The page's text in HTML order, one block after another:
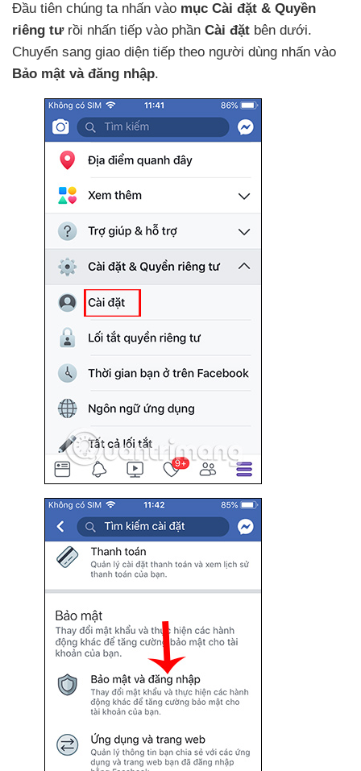
Đầu tiên chúng ta nhấn vào mục Cài đặt & Quyền
riêng tưrồi nhấn tiếp vào phần Cài đặt bên dưới.
Chuyển sang giao diện tiếp theo người dùng nhấn vào
Bảo mật và đăng nhập.